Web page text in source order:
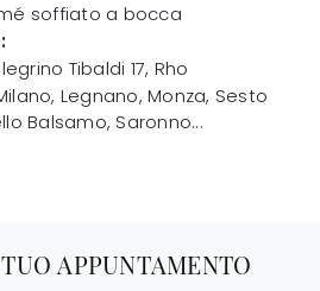
soffiato a bocca
Tibaldi 17, Rho
Legnano, Monza, Sesto
Balsamo, Saronno...
APPUNTAMENTO